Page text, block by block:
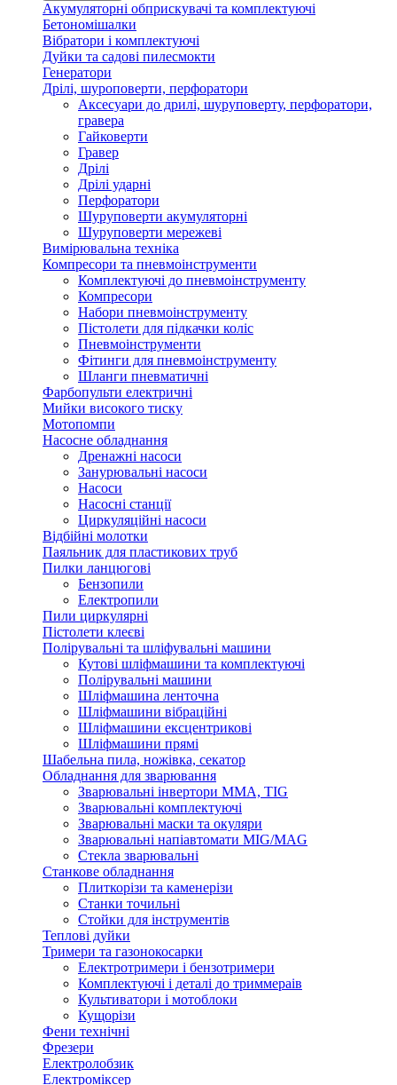
Акумуляторні обприскувачі та комплектуючі
Бетономішалки
Вібратори і комплектуючі
Дуйки та садові пилесмокти
Генератори
Дрілі, шуроповерти, перфоратори
Аксесуари до дрилі, шуруповерту, перфоратори,
гравера
Гайковерти
Гравер
Дрілі
Дрілі ударні
Перфоратори
Шуруповерти акумуляторні
Шуруповерти мережеві
Вимірювальна техніка
Компресори та пневмоінструменти
Комплектуючі до пневмоінструменту
Компресори
Набори пневмоінструменту
Пістолети для підкачки коліс
Пневмоінструменти
Фітинги для пневмоінструменту
Шланги пневматичні
Фарбопульти електричні
Мийки високого тиску
Мотопомпи
Насосне обладнання
Дренажні насоси
Занурювальні насоси
Насоси
Насосні станції
Циркуляційні насоси
Відбійні молотки
Паяльник для пластикових труб
Пилки ланцюгові
Бензопили
Електропили
Пили циркулярні
Пістолети клеєві
Полірувальні та шліфувальні машини
Кутові шліфмашини та комплектуючі
Полірувальні машини
Шліфмашина ленточна
Шліфмашини вібраційні
Шліфмашини ексцентрикові
Шліфмашини прямі
Шабельна пила, ножівка, секатор
Обладнання для зварювання
Зварювальні інвертори ММА, TIG
Зварювальні комплектуючі
Зварювальні маски та окуляри
Зварювальні напіавтомати MIG/MAG
Стекла зварювальні
Станкове обладнання
Плиткорізи та каменерізи
Станки точильні
Стойки для інструментів
Теплові дуйки
Тримери та газонокосарки
Електротримери і бензотримери
Комплектуючі і деталі до триммераів
Культиватори і мотоблоки
Кущорізи
Фени технічні
Фрезери
Електролобзик
Електроміксер